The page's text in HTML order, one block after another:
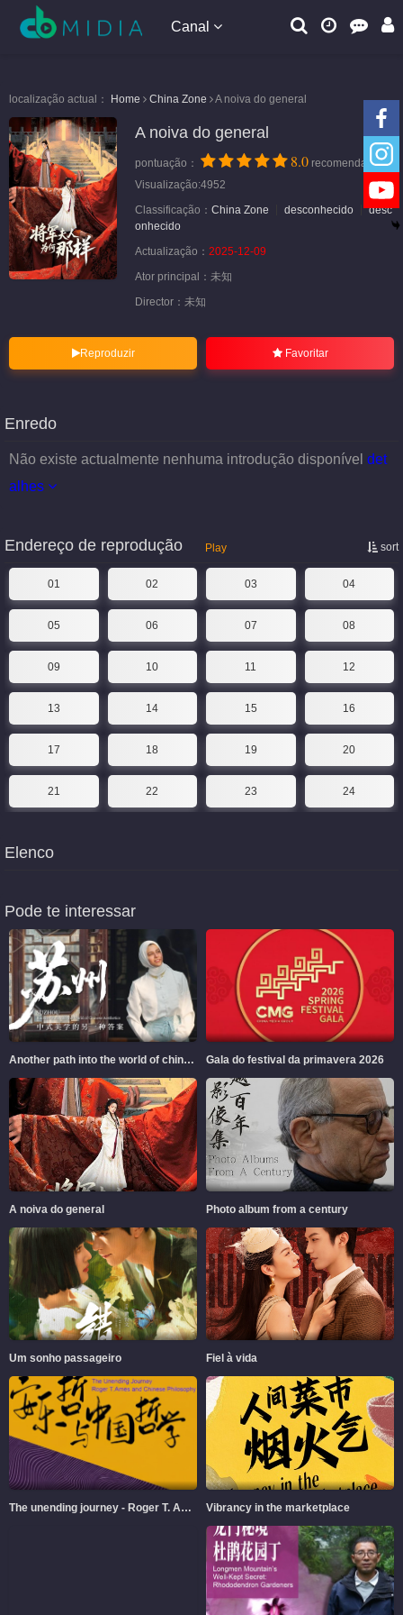
Canal
localização actual： Home China Zone A noiva do general
A noiva do general
pontuação： 8.0 recomendação
Visualização:4952
Classificação： China Zone desconhecido
desc
onhecido
Actualização： 2025-12-09
Ator principal： 未知
Director： 未知
Reproduzir Favoritar
Enredo
Não existe actualmente nenhuma introdução disponível det
alhes
sort
Endereço de reprodução Play
01 02 03 04
05 06 07 08
09 10 11 12
13 14 15 16
17 18 19 20
21 22 23 24
Elenco
Pode te interessar
Another path into the world of chinese aesthetics Gala do festival da primavera 2026
A noiva do general Photo album from a century
Um sonho passageiro Fiel à vida
The unending journey - Roger T. Ames and Chinese Philosophy Vibrancy in the marketplace